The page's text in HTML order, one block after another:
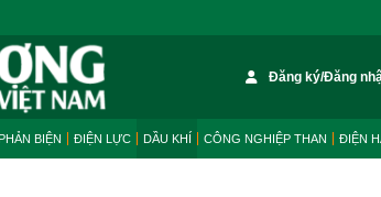
Đăng ký/Đăng
BIỆN ĐIỆN LỰC DẦU KHÍ CÔNG NGHIỆP THAN ĐIỆN